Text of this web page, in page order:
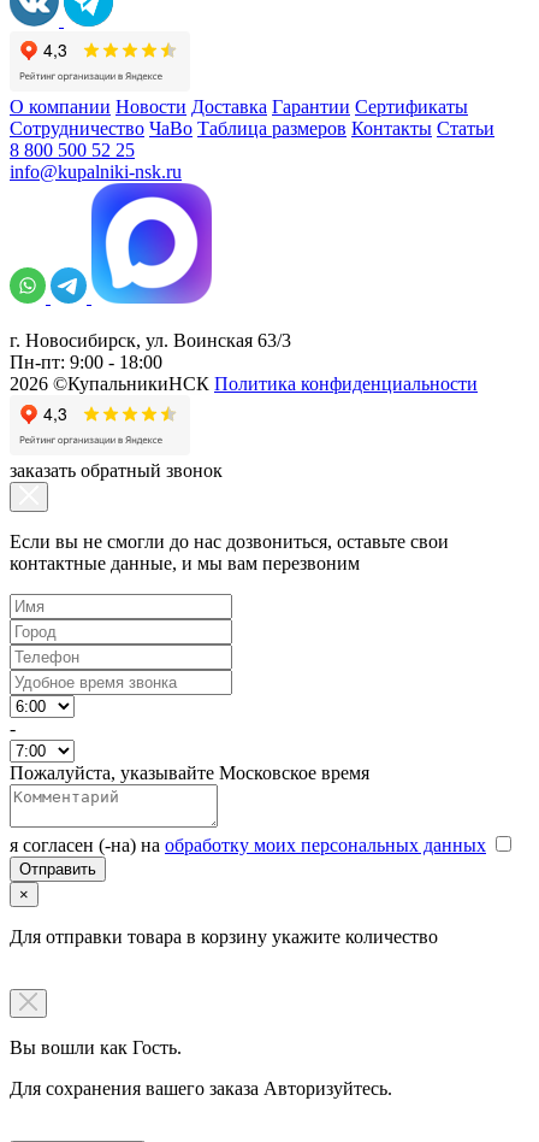
О компании Новости Доставка Гарантии Сертификаты
Сотрудничество ЧаВо Таблица размеров Контакты Статьи
8 800 500 52 25
info@kupalniki-nsk.ru
г. Новосибирск, ул. Воинская 63/3
Пн-пт: 9:00 - 18:00
2026 ©КупальникиНСК Политика конфиденциальности
заказать обратный звонок
Если вы не смогли до нас дозвониться, оставьте свои
контактные данные, и мы вам перезвоним
-
Пожалуйста, указывайте Московское время
я согласен (-на) на обработку моих персональных данных
×
Для отправки товара в корзину укажите количество
Вы вошли как Гость.
Для сохранения вашего заказа Авторизуйтесь.